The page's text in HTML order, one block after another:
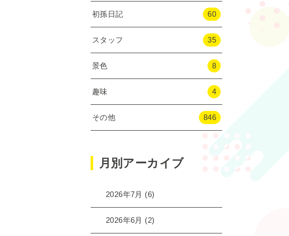
初孫日記 60
スタッフ 35
景色 8
趣味 4
その他 846
月別アーカイブ
2026年7月 (6)
2026年6月 (2)